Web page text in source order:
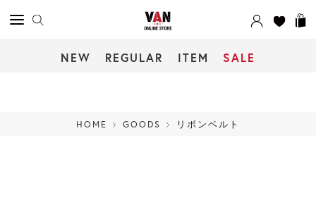
NEW REGULAR ITEM SALE
HOME GOODS リボンベルト